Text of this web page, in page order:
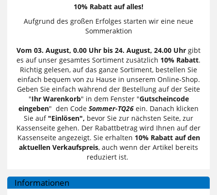
10% Rabatt auf alles!
Aufgrund des großen Erfolges starten wir eine neue
Sommeraktion
Vom 03. August, 0.00 Uhr bis 24. August, 24.00 Uhr gibt
es auf unser gesamtes Sortiment zusätzlich 10% Rabatt.
Richtig gelesen, auf das ganze Sortiment, bestellen Sie
einfach bequem von zu Hause in unserem Online-Shop.
Geben Sie einfach während der Bestellung auf der Seite
"Ihr Warenkorb" in dem Fenster "Gutscheincode
eingeben" den Code Sommer-TQ26 ein. Danach klicken
Sie auf "Einlösen", bevor Sie zur nächsten Seite, zur
Kassenseite gehen. Der Rabattbetrag wird Ihnen auf der
Kassenseite angezeigt. Sie erhalten 10% Rabatt auf den
aktuellen Verkaufspreis, auch wenn der Artikel bereits
reduziert ist.
Informationen